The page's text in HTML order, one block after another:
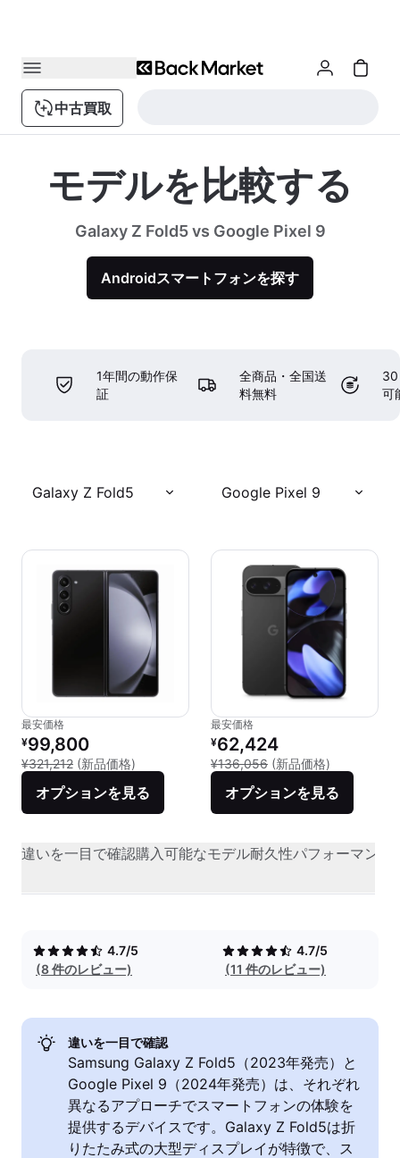
中古買取
モデルを比較する
Galaxy Z Fold5 vs Google Pixel 9
Androidスマートフォンを探す
1年間の動作保
証
全商品・全国送
料無料
30
可
Galaxy Z Fold5 Google Pixel 9
最安価格
リファービッシュ品の価格：
¥99,800
¥321,212 (新品価格) 新品との比較：¥321,212
オプションを見る
最安価格
リファービッシュ品の価格：
¥62,424
¥136,056 (新品価格)
オプションを見る
違いを一目で確認購入可能なモデル耐久性パフォーマンス
4.7/5
(8 件のレビュー)
4.7/5
(11 件のレビュー)
違いを一目で確認
Samsung Galaxy Z Fold5（2023年発売）と
Google Pixel 9（2024年発売）は、それぞれ
異なるアプローチでスマートフォンの体験を
提供するデバイスです。Galaxy Z Fold5は折
りたたみ式の大型ディスプレイが特徴で、ス